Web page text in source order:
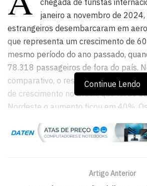
janeiro a novembro de
estrangeiros desembarcaram em
que representa um crescimento de
mesmo período do ano passado,
78.318 passageiros de fora do país.
comparativo, o resultado da Bahia é
de crescimento no Brasil, que foi de
Nordeste o aumento ficou em 40%.
Ainda segundo o levantamento, nos
destinos nordestinos, recebendo mais
Continue Lendo
Artigo Anterior